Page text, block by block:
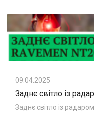
09.04.2025
Заднє світло із